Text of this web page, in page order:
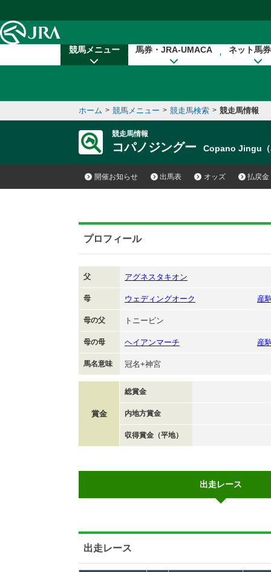
競馬メニュー 馬券・JRA-UMACA ネット馬
ホーム > 競馬メニュー > 競走馬検索 > 競走馬情報
競走馬情報
コパノジングー Copano Jingu（
開催お知らせ 出馬表 オッズ 払戻金
プロフィール
父 アグネスタキオン
母 ウェディングオーク 産
母の父 トニービン
母の母 ヘイアンマーチ 産
馬名意味 冠名+神宮
賞金
総賞金
内地方賞金
収得賞金（平地）
出走レース
出走レース